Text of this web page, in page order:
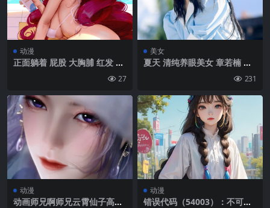
动漫
正面躺着 屁股 大胸脯 红发 猫
雨伞 动物耳朵 比基尼 猫耳朵
3562
27
美女
夏天 清纯养眼美女 章若楠 高
231
动漫
动画师兄啊师兄云霄仙子高清
动漫
错误代码（54003）：不可预